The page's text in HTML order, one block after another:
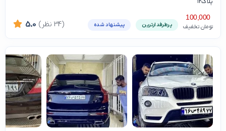
100,000
تومان تخفیف پرطرفدارترین پیشنهاد شده 5.0 (34 نظر)